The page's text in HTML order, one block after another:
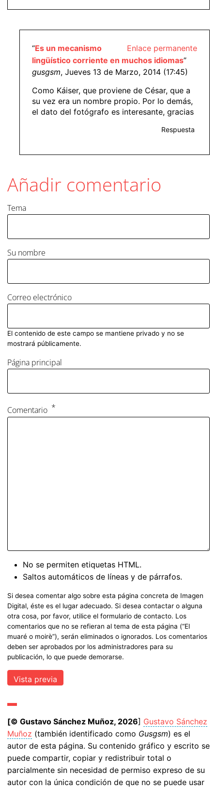
Enlace permanente
“Es un mecanismo
lingüístico corriente en muchos idiomas”
gusgsm, Jueves 13 de Marzo, 2014 (17:45)
Como Káiser, que proviene de César, que a
su vez era un nombre propio. Por lo demás,
el dato del fotógrafo es interesante, gracias
Respuesta
Añadir comentario
Tema
Su nombre
Correo electrónico
El contenido de este campo se mantiene privado y no se
mostrará públicamente.
Página principal
Comentario
No se permiten etiquetas HTML.
Saltos automáticos de líneas y de párrafos.
Si desea comentar algo sobre esta página concreta de Imagen
Digital, éste es el lugar adecuado. Si desea contactar o alguna
otra cosa, por favor, utilice el formulario de contacto. Los
comentarios que no se refieran al tema de esta página (“El
muaré o moirè”), serán eliminados o ignorados. Los comentarios
deben ser aprobados por los administradores para su
publicación, lo que puede demorarse.
[© Gustavo Sánchez Muñoz, 2026] Gustavo Sánchez
Muñoz (también identificado como Gusgsm) es el
autor de esta página. Su contenido gráfico y escrito se
puede compartir, copiar y redistribuir total o
parcialmente sin necesidad de permiso expreso de su
autor con la única condición de que no se puede usar